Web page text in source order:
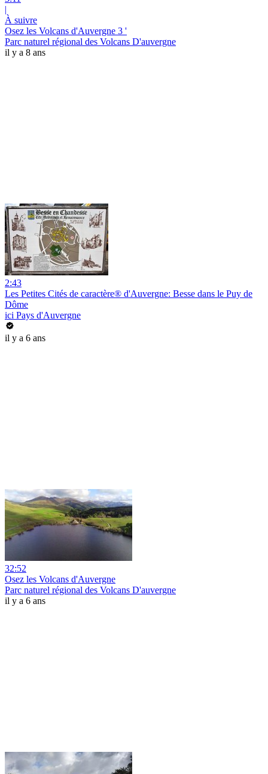
|
À suivre
Osez les Volcans d'Auvergne 3 '
Parc naturel régional des Volcans D'auvergne
il y a 8 ans
2:43
Les Petites Cités de caractère® d'Auvergne: Besse dans le Puy de
Dôme
ici Pays d'Auvergne
il y a 6 ans
32:52
Osez les Volcans d'Auvergne
Parc naturel régional des Volcans D'auvergne
il y a 6 ans